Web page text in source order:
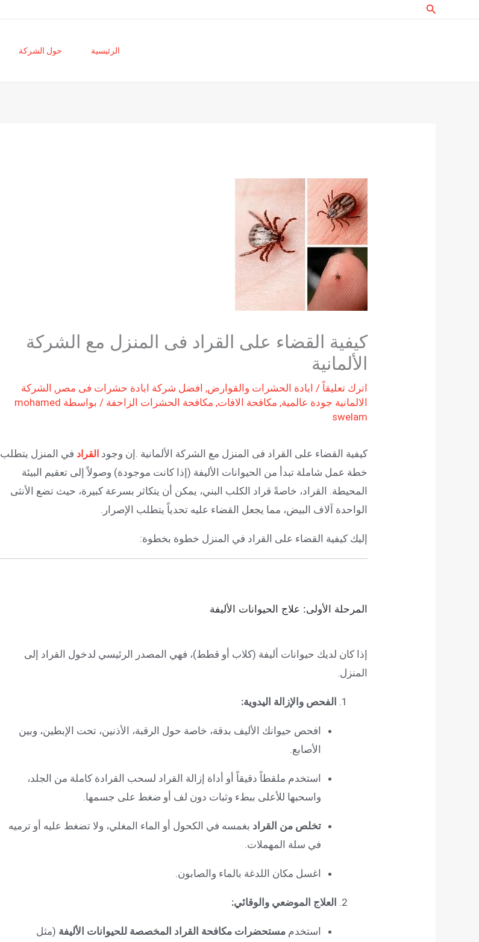
البحث
الرئيسية حول الشركة
كيفية القضاء على القراد فى المنزل مع الشركة
الألمانية
اترك تعليقاً / ابادة الحشرات والقوارض, افضل شركة ابادة حشرات فى مصر, الشركة
الالمانية جودة عالمية, مكافحة الافات, مكافحة الحشرات الزاحفة / بواسطة mohamed
swelam
كيفية القضاء على القراد فى المنزل مع الشركة الألمانية .إن وجودالقراد في المنزل يتطلب
خطة عمل شاملة تبدأ من الحيوانات الأليفة (إذا كانت موجودة) وصولاً إلى تعقيم البيئة
المحيطة. القراد، خاصةً قراد الكلب البني، يمكن أن يتكاثر بسرعة كبيرة، حيث تضع الأنثى
الواحدة آلاف البيض، مما يجعل القضاء عليه تحدياً يتطلب الإصرار.
إليك كيفية القضاء على القراد في المنزل خطوة بخطوة:
المرحلة الأولى: علاج الحيوانات الأليفة
إذا كان لديك حيوانات أليفة (كلاب أو قطط)، فهي المصدر الرئيسي لدخول القراد إلى
المنزل.
الفحص والإزالة اليدوية:
افحص حيوانك الأليف بدقة، خاصة حول الرقبة، الأذنين، تحت الإبطين، وبين
الأصابع.
استخدم ملقطاً دقيقاً أو أداة إزالة القراد لسحب القرادة كاملة من الجلد،
واسحبها للأعلى ببطء وثبات دون لف أو ضغط على جسمها.
تخلص من القراد بغمسه في الكحول أو الماء المغلي، ولا تضغط عليه أو ترميه
في سلة المهملات.
اغسل مكان اللدغة بالماء والصابون.
العلاج الموضعي والوقائي:
استخدم مستحضرات مكافحة القراد المخصصة للحيوانات الأليفة (مثل